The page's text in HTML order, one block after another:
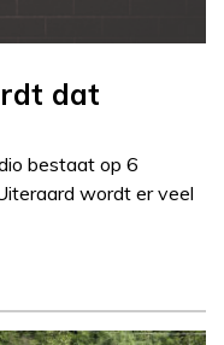
dat
bestaat op 6
wordt er veel